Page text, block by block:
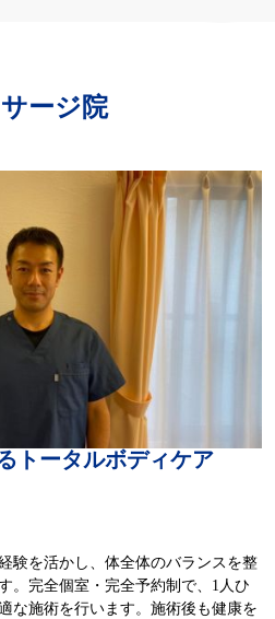
ージ院
トータルボディケア
験を活かし、体全体のバランスを整
。完全個室・完全予約制で、1人ひ
な施術を行います。施術後も健康を